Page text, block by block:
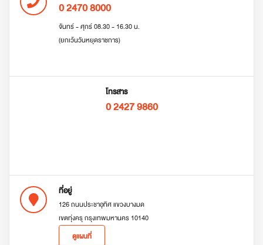
0 2470 8000
จันทร์ - ศุกร์ 08.30 - 16.30 น.
(ยกเว้นวันหยุดราชการ)
โทรสาร
0 2427 9860
ที่อยู่
126 ถนนประชาอุทิศ แขวงบางมด
เขตทุ่งครุ กรุงเทพมหานคร 10140
ดูแผนที่